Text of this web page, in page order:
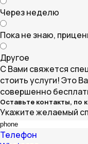
Через неделю
Пока не знаю,
Другое
С Вами свяжется
стоить услуги! Это
совершенно
Оставьте контакты, по
Укажите желаемый
Телефон